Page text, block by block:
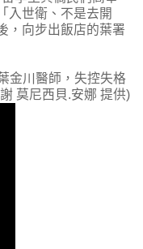
入世衛、不是去開
，向步出飯店的葉署
金川醫師，失控失格
莫尼西貝.安娜 提供)